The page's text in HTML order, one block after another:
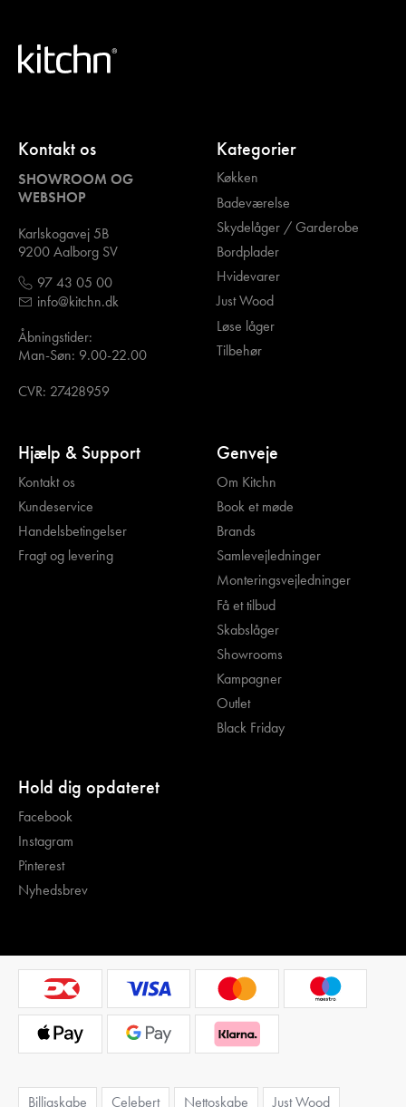
Kontakt os
SHOWROOM OG
WEBSHOP
Karlskogavej 5B
9200 Aalborg SV
97 43 05 00
info@kitchn.dk
Åbningstider:
Man-Søn: 9.00-22.00
CVR: 27428959
Kategorier
Køkken
Badeværelse
Skydelåger / Garderobe
Bordplader
Hvidevarer
Just Wood
Løse låger
Tilbehør
Hjælp & Support
Kontakt os
Kundeservice
Handelsbetingelser
Fragt og levering
Genveje
Om Kitchn
Book et møde
Brands
Samlevejledninger
Monteringsvejledninger
Få et tilbud
Skabslåger
Showrooms
Kampagner
Outlet
Black Friday
Hold dig opdateret
Facebook
Instagram
Pinterest
Nyhedsbrev
Billigskabe Celebert Nettoskabe Just Wood